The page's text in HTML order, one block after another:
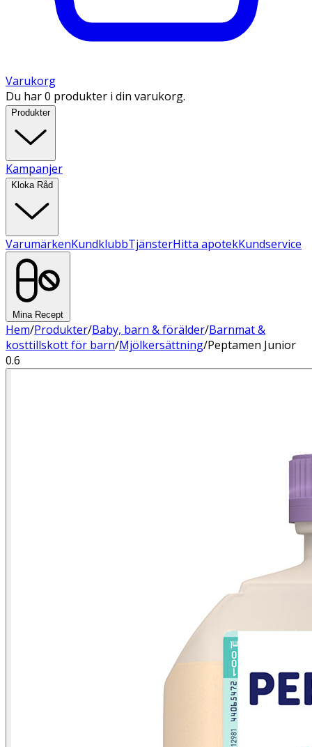
Varukorg
Du har 0 produkter i din varukorg.
Produkter
Kampanjer
Kloka Råd
VarumärkenKundklubbTjänsterHitta apotekKundservice
Mina Recept
Hem/Produkter/Baby, barn & förälder/Barnmat &
kosttillskott för barn/Mjölkersättning/Peptamen Junior
0.6